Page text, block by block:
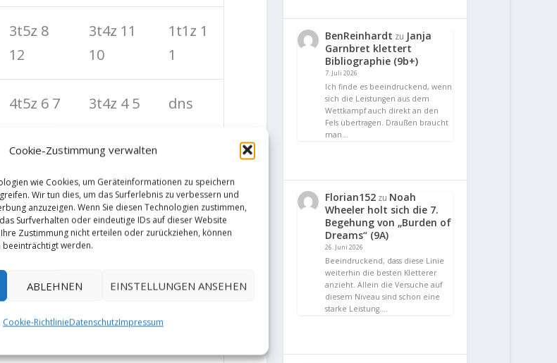
Cookie-Zustimmung verwalten
wie Cookies, um Geräteinformationen zu speichern
Wir tun dies, um das Surferlebnis zu verbessern und
anzuzeigen. Wenn Sie diesen Technologien zustimmen,
Surfverhalten oder eindeutige IDs auf dieser Website
Zustimmung nicht erteilen oder zurückziehen, können
werden.
ABLEHNEN EINSTELLUNGEN ANSEHEN
Cookie-RichtlinieDatenschutzImpressum
3t5z 8
12
3t4z 11
10
1t1z 1
1
4t5z 6 7 3t4z 4 5 dns
3t5z 6 7 2t4z 6 7
4t5z 5 5 2t3z 4 5
3t4z 8 8
2t3z 6
BenReinhardt zu Janja
Garnbret klettert
Bibliographie (9b+)
7. Juli 2026
Ich finde es beeindruckend, wenn
sich die Leistungen aus dem
Wettkampf auch direkt an den
Fels übertragen. Draußen braucht
man…
Florian152 zu Noah
Wheeler holt sich die 7.
Begehung von „Burden of
Dreams“ (9A)
26. Juni 2026
Beeindruckend, dass diese Linie
weiterhin die besten Kletterer
anzieht. Allein die Versuche auf
diesem Niveau sind schon eine
starke Leistung.…